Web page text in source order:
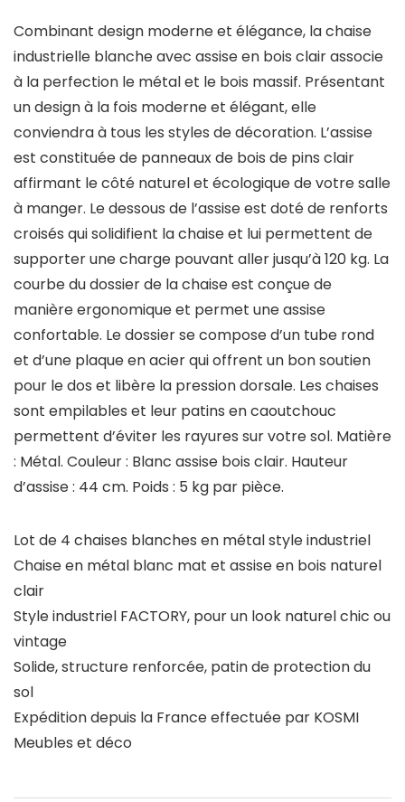
Combinant design moderne et élégance, la chaise
industrielle blanche avec assise en bois clair associe
à la perfection le métal et le bois massif. Présentant
un design à la fois moderne et élégant, elle
conviendra à tous les styles de décoration. L’assise
est constituée de panneaux de bois de pins clair
affirmant le côté naturel et écologique de votre salle
à manger. Le dessous de l’assise est doté de renforts
croisés qui solidifient la chaise et lui permettent de
supporter une charge pouvant aller jusqu’à 120 kg. La
courbe du dossier de la chaise est conçue de
manière ergonomique et permet une assise
confortable. Le dossier se compose d’un tube rond
et d’une plaque en acier qui offrent un bon soutien
pour le dos et libère la pression dorsale. Les chaises
sont empilables et leur patins en caoutchouc
permettent d’éviter les rayures sur votre sol. Matière
: Métal. Couleur : Blanc assise bois clair. Hauteur
d’assise : 44 cm. Poids : 5 kg par pièce.
Lot de 4 chaises blanches en métal style industriel
Chaise en métal blanc mat et assise en bois naturel
clair
Style industriel FACTORY, pour un look naturel chic ou
vintage
Solide, structure renforcée, patin de protection du
sol
Expédition depuis la France effectuée par KOSMI
Meubles et déco